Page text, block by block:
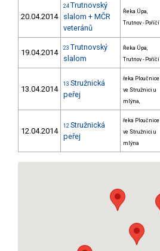
20.04.2014
24 Trutnovský
slalom + MČR
veteránů
Řeka Úpa,
Trutnov - Poříčí
19.04.2014 23 Trutnovský
slalom
Řeka Úpa,
Trutnov - Poříčí
13.04.2014
13 Stružnická
peřej
řeka Ploučnice
ve Stružnici u
mlýna,
12.04.2014
12 Stružnická
peřej
řeka Ploučnice
ve Stružnici u
mlýna